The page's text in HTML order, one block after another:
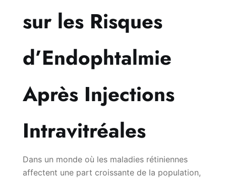
sur les Risques
d’Endophtalmie
Après Injections
Intravitréales
Dans un monde où les maladies rétiniennes
affectent une part croissante de la population,